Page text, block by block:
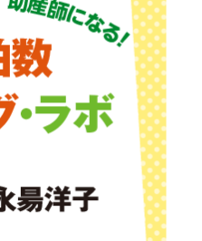
リハビリ
看護管理